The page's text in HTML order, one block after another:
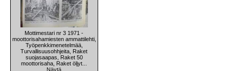
Mottimestari nr 3 1971 -
moottorisahamiesten ammattilehti,
Työpenkkimenetelmää,
Turvallisuusohhjeita, Raket
suojasaapas, Raket 50
moottorisaha, Raket öljyt...
Näytä